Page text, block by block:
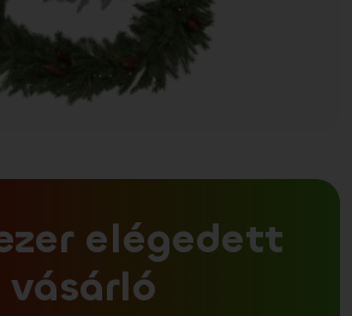
elégedett
vásárló